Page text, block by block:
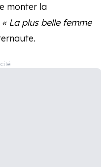
monter la
« La plus belle femme